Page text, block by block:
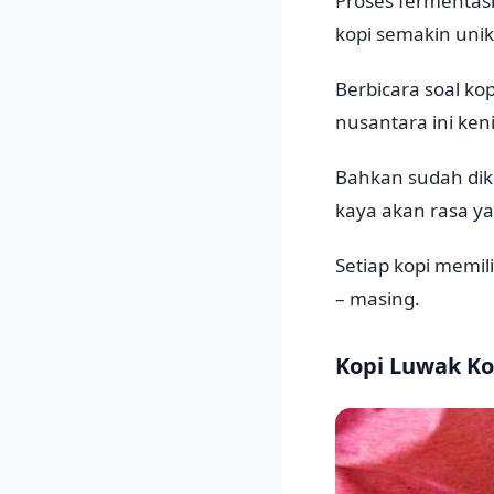
kopi semakin
Berbicara soal
nusantara ini
Bahkan sudah
kaya akan rasa
Setiap kopi
– masing.
Kopi Luwak